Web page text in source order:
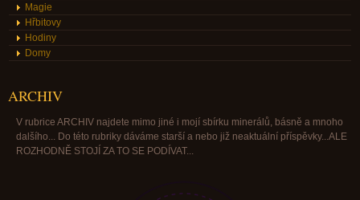
Magie
Hřbitovy
Hodiny
Domy
ARCHIV
V rubrice ARCHIV najdete mimo jiné i mojí sbírku minerálů, básně a mnoho
dalšího... Do této rubriky dáváme starší a nebo již neaktuální příspěvky...ALE
ROZHODNĚ STOJÍ ZA TO SE PODÍVAT...